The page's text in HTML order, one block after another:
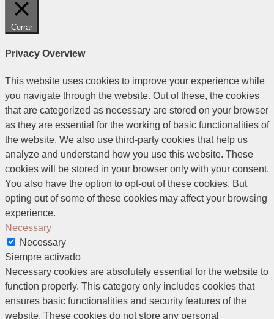
Cerrar
Privacy Overview
This website uses cookies to improve your experience while
you navigate through the website. Out of these, the cookies
that are categorized as necessary are stored on your browser
as they are essential for the working of basic functionalities of
the website. We also use third-party cookies that help us
analyze and understand how you use this website. These
cookies will be stored in your browser only with your consent.
You also have the option to opt-out of these cookies. But
opting out of some of these cookies may affect your browsing
experience.
Necessary
Necessary
Siempre activado
Necessary cookies are absolutely essential for the website to
function properly. This category only includes cookies that
ensures basic functionalities and security features of the
website. These cookies do not store any personal